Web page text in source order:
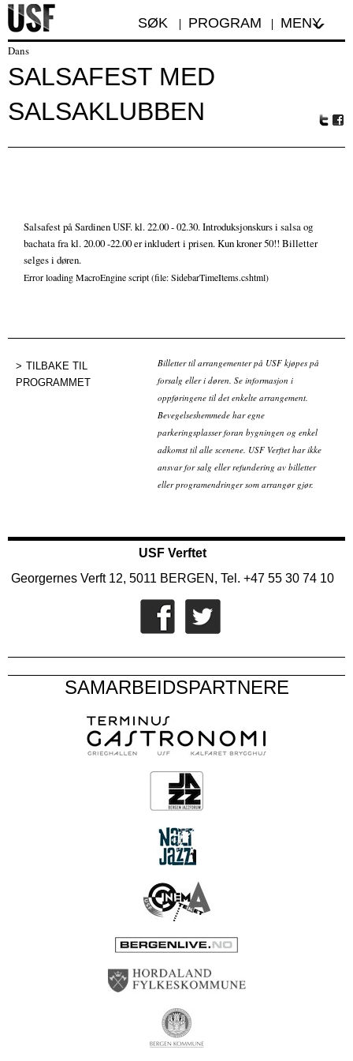
SØK PROGRAM MENY
Dans
SALSAFEST MED
SALSAKLUBBEN
Salsafest på Sardinen USF. kl. 22.00 - 02.30. Introduksjonskurs i salsa og
bachata fra kl. 20.00 -22.00 er inkludert i prisen. Kun kroner 50!! Billetter
selges i døren.
Error loading MacroEngine script (file: SidebarTimeItems.cshtml)
TILBAKE TIL
PROGRAMMET
Billetter til arrangementer på USF kjøpes på
forsalg eller i døren. Se informasjon i
oppføringene til det enkelte arrangement.
Bevegelseshemmede har egne
parkeringsplasser foran bygningen og enkel
adkomst til alle scenene. USF Verftet har ikke
ansvar for salg eller refundering av billetter
eller programendringer som arrangør gjør.
USF Verftet
Georgernes Verft 12, 5011 BERGEN, Tel. +47 55 30 74 10
SAMARBEIDSPARTNERE